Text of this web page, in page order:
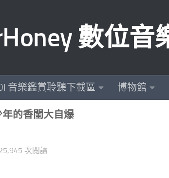
數位音
音樂鑑賞聆聽下載區 博物館
的香閨大自爆
25,945 次閱讀